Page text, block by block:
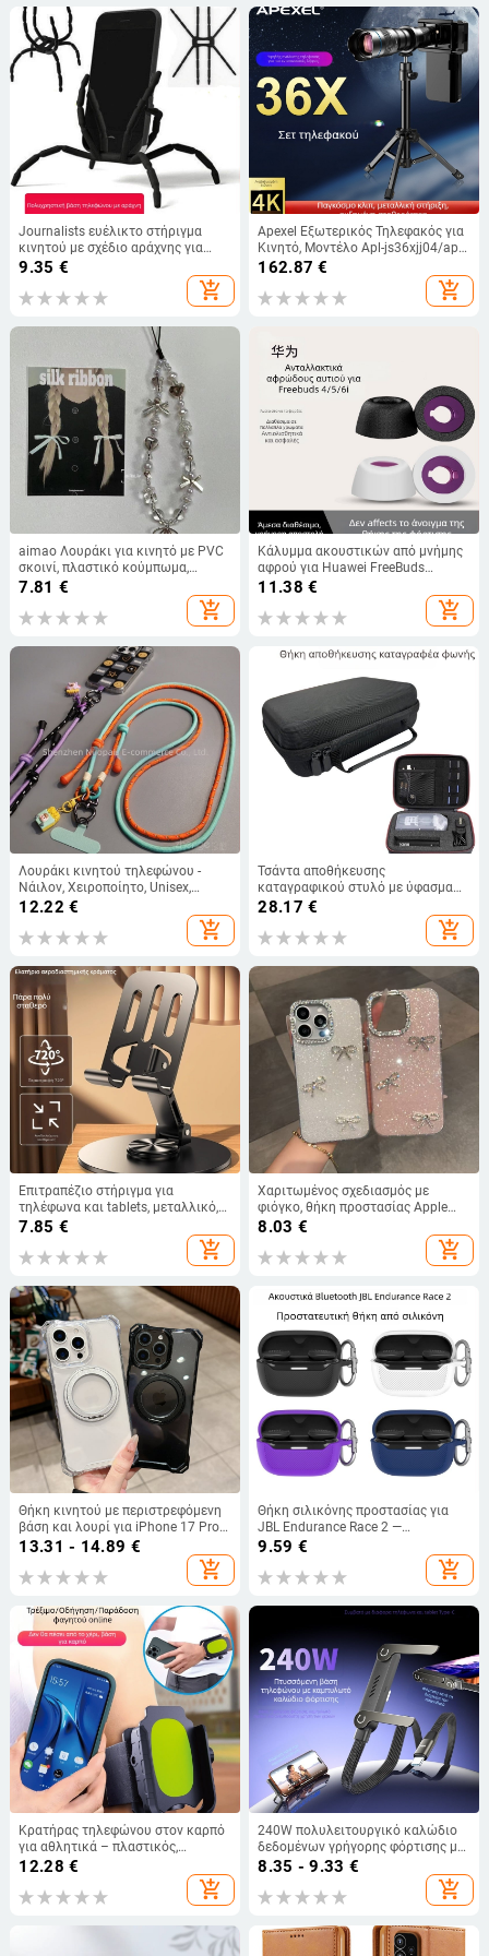
Journalists ευέλικτο στήριγμα
κινητού με σχέδιο αράχνης για
κινητά – κατάλληλο για γραφείο
9.35 €
add_shopping_cart
Apexel Εξωτερικός Τηλεφακός για
Κινητό, Μοντέλο Apl-js36xjj04/apl-
js36xjj020, Καθολική Συμβατότητα
162.87 €
add_shopping_cart
aimao Λουράκι για κινητό με PVC
σκοινί, πλαστικό κούμπωμα,
διακοσμητικό φιόγγου, unisex,
7.81 €
add_shopping_cart
Κάλυμμα ακουστικών από μνήμης
αφρού για Huawei FreeBuds
6i/5i/4i — Αντιολισθητικό, Μείωση
11.38 €
add_shopping_cart
Λουράκι κινητού τηλεφώνου -
Νάιλον, Χειροποίητο, Unisex,
Μενταγιόν περιλαμβάνεται
12.22 €
add_shopping_cart
Τσάντα αποθήκευσης
καταγραφικού στυλό με ύφασμα
1680D, κατασκευή με θερμική
πρέσα, μοντέλο 1119, αντοχή
φόρτου 5 kg, δυνατότητα
28.17 €
add_shopping_cart
Επιτραπέζιο στήριγμα για
τηλέφωνα και tablets, μεταλλικό,
αναδιπλούμενο και
περιστρεφόμενο, γενικής χρήσης
7.85 €
add_shopping_cart
Χαριτωμένος σχεδιασμός με
φιόγκο, θήκη προστασίας Apple
iPhone 11–15 Pro Max, πλήρης
8.03 €
add_shopping_cart
Θήκη κινητού με περιστρεφόμενη
βάση και λουρί για iPhone 17 Pro
Max, 16, 15 και iPhone 11
13.31 - 14.89 €
add_shopping_cart
Θήκη σιλικόνης προστασίας για
JBL Endurance Race 2 —
αντιπτώσης, μαλακό περίβλημα,
κατασκευή με έγχυση, φορητός
σχεδιασμός
9.59 €
add_shopping_cart
Κρατήρας τηλεφώνου στον καρπό
για αθλητικά – πλαστικός,
καθολικός, κατάλληλος για
δυνατότητα προσαρμογής
12.28 €
add_shopping_cart
240W πολυλειτουργικό καλώδιο
δεδομένων γρήγορης φόρτισης με
βάση το τηλέφωνο, συμβατό με
iPhone 15/17, κινητά τηλέφωνα
και tablets
8.35 - 9.33 €
add_shopping_cart